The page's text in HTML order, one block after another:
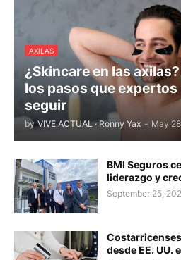
AXILAS
¿Skincare en las
los pasos que
seguir
by VIVE ACTUAL · Ronny Yax - May
BMI Seguros
liderazgo y
September 25,
desde EE. UU.